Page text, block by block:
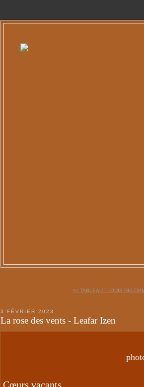
<< TABLEAU - LOUIS
3 FÉVRIER 2023
La rose des vents - Leafar Izen
Cœurs vacants